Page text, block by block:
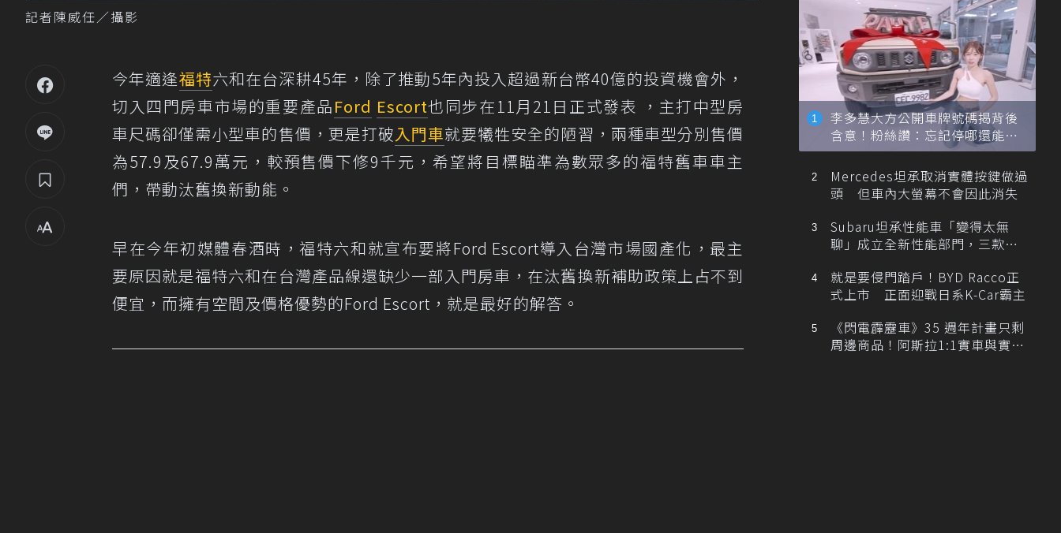
記者陳威任／攝影
今年適逢福特六和在台深耕45年，除了推動5年內投入超過新台幣40億的投資機會外，
切入四門房車市場的重要產品Ford Escort也同步在11月21日正式發表 ，主打中型房
車尺碼卻僅需小型車的售價，更是打破入門車就要犧牲安全的陋習，兩種車型分別售價
為57.9及67.9萬元，較預售價下修9千元，希望將目標瞄準為數眾多的福特舊車車主
們，帶動汰舊換新動能。
早在今年初媒體春酒時，福特六和就宣布要將Ford Escort導入台灣市場國產化，最主
要原因就是福特六和在台灣產品線還缺少一部入門房車，在汰舊換新補助政策上占不到
便宜，而擁有空間及價格優勢的Ford Escort，就是最好的解答。
李多慧大方公開車牌號碼揭背後
含意！粉絲讚：忘記停哪還能幫
忙找車
Mercedes坦承取消實體按鍵做過
頭 但車內大螢幕不會因此消失
Subaru坦承性能車「變得太無
聊」成立全新性能部門，三款手
就是要侵門踏戶！BYD Racco正
式上市 正面迎戰日系K-Car霸主
《閃電霹靂車》35 週年計畫只剩
周邊商品！阿斯拉1:1實車與實體